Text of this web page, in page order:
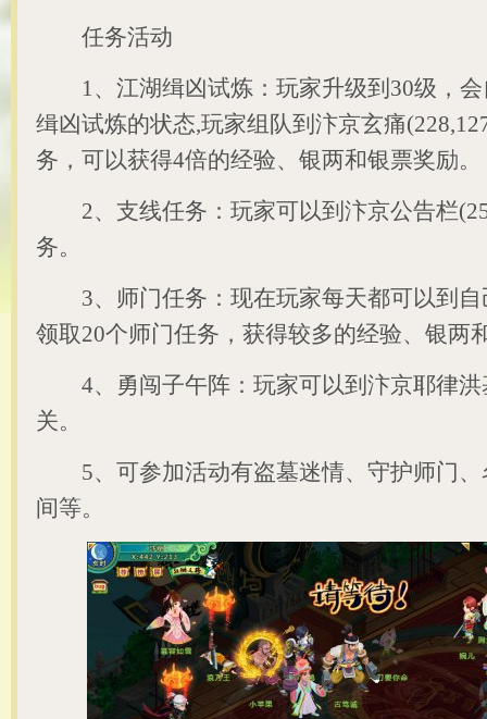
任务活动
1、江湖缉凶试炼：玩家升级到30级，会
缉凶试炼的状态,玩家组队到汴京玄痛
务，可以获得4倍的经验、银两和银票奖励。
2、支线任务：玩家可以到汴京公告栏
务。
3、师门任务：现在玩家每天都可以到自
领取20个师门任务，获得较多的经验、银两
4、勇闯子午阵：玩家可以到汴京耶律洪
关。
5、可参加活动有盗墓迷情、守护师门、
间等。